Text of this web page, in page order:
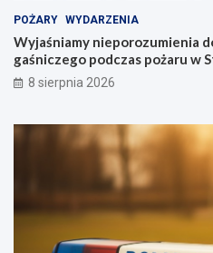
POŻARY WYDARZENIA
Wyjaśniamy nieporozumienia
gaśniczego podczas pożaru w
8 sierpnia 2026